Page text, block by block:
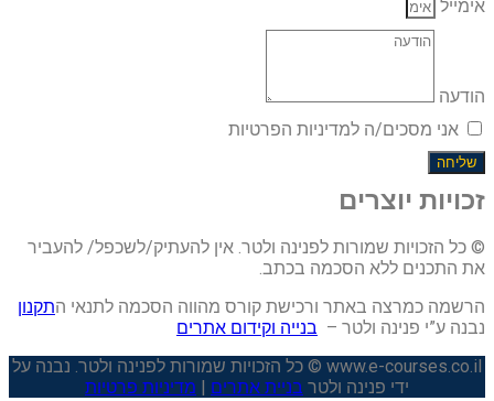
אימייל
הודעה
אני מסכים/ה למדיניות הפרטיות
שליחה
זכויות יוצרים
© כל הזכויות שמורות לפנינה ולטר. אין להעתיק/לשכפל/ להעביר
את התכנים ללא הסכמה בכתב.
הרשמה כמרצה באתר ורכישת קורס מהווה הסכמה לתנאי התקנון
נבנה ע”י פנינה ולטר – בנייה וקידום אתרים
www.e-courses.co.il © כל הזכויות שמורות לפנינה ולטר. נבנה על
ידי פנינה ולטר בניית אתרים מדיניות פרטיות